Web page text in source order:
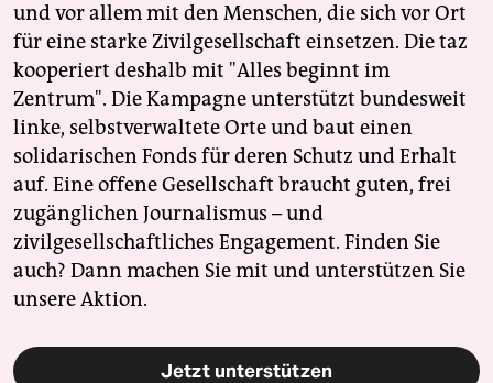
und vor allem mit den Menschen, die sich vor Ort
für eine starke Zivilgesellschaft einsetzen. Die taz
kooperiert deshalb mit "Alles beginnt im
Zentrum". Die Kampagne unterstützt bundesweit
linke, selbstverwaltete Orte und baut einen
solidarischen Fonds für deren Schutz und Erhalt
auf. Eine offene Gesellschaft braucht guten, frei
zugänglichen Journalismus – und
zivilgesellschaftliches Engagement. Finden Sie
auch? Dann machen Sie mit und unterstützen Sie
unsere Aktion.
Jetzt unterstützen